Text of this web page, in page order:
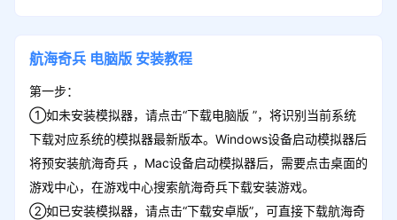
航海奇兵 电脑版 安装教程
第一步：
①如未安装模拟器，请点击“下载电脑版 ”，将识别当前系统
下载对应系统的模拟器最新版本。Windows设备启动模拟器后
将预安装航海奇兵 ，Mac设备启动模拟器后，需要点击桌面的
游戏中心，在游戏中心搜索航海奇兵下载安装游戏。
②如已安装模拟器，请点击“下载安卓版”，可直接下载航海奇